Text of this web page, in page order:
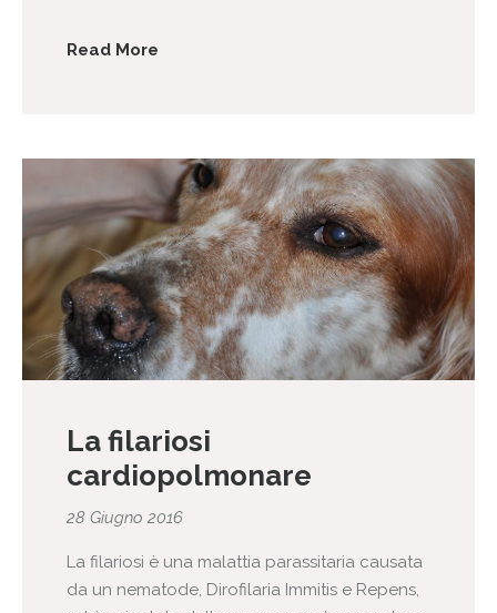
Read More
La filariosi
cardiopolmonare
28 Giugno 2016
La filariosi è una malattia parassitaria causata
da un nematode, Dirofilaria Immitis e Repens,